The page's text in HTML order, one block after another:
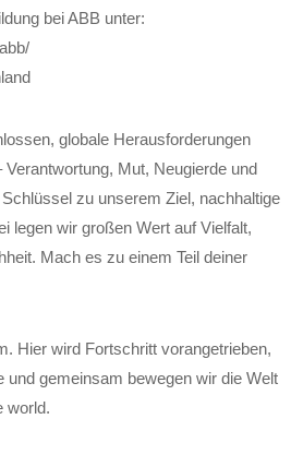
bei ABB unter:
globale Herausforderungen
Mut, Neugierde und
zu unserem Ziel, nachhaltige
legen wir großen Wert auf Vielfalt,
Mach es zu einem Teil deiner
Hier wird Fortschritt vorangetrieben,
und gemeinsam bewegen wir die Welt
world.